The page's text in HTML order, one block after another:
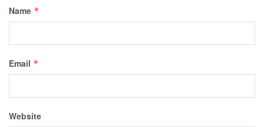
Name *
Email *
Website